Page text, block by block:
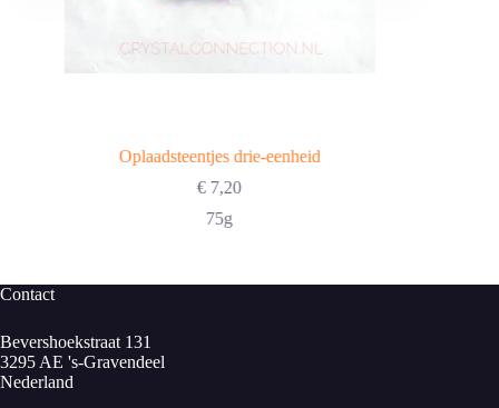
Oplaadsteentjes drie-eenheid
€ 7,20
75g
Contact
Bevershoekstraat 131
3295 AE 's-Gravendeel
Nederland